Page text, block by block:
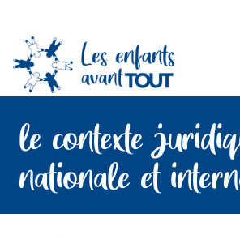
le contexte
nationale et